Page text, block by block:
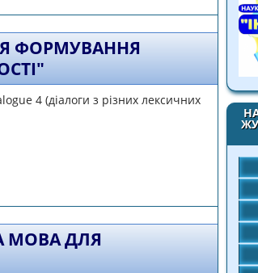
ФОРМУВАННЯ
4 (діалоги з різних лексичних
формування іншомовної компетентності"
МОВА ДЛЯ